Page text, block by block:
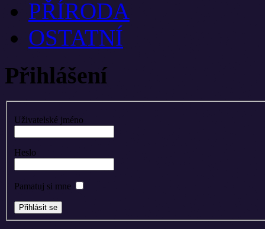
PŘÍRODA
OSTATNÍ
Přihlášení
Uživatelské jméno
Heslo
Pamatuj si mne